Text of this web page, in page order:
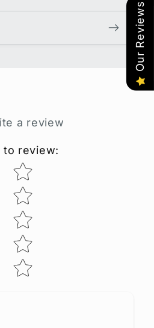
a review
to review:
Star rating
Our Reviews